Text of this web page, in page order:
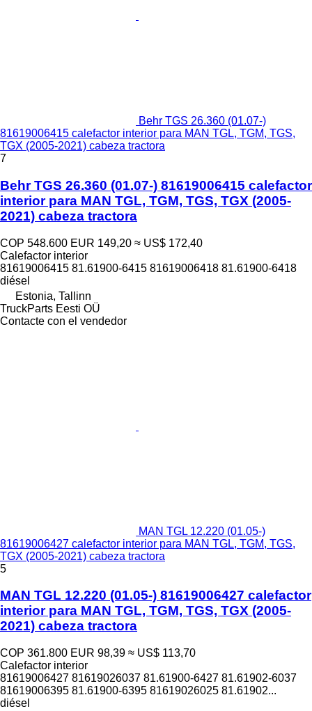
Behr TGS 26.360 (01.07-)
81619006415 calefactor interior para MAN TGL, TGM, TGS,
TGX (2005-2021) cabeza tractora
7
Behr TGS 26.360 (01.07-) 81619006415 calefactor
interior para MAN TGL, TGM, TGS, TGX (2005-
2021) cabeza tractora
COP 548.600 EUR 149,20 ≈ US$ 172,40
Calefactor interior
81619006415 81.61900-6415 81619006418 81.61900-6418
diésel
Estonia, Tallinn
TruckParts Eesti OÜ
Contacte con el vendedor
MAN TGL 12.220 (01.05-)
81619006427 calefactor interior para MAN TGL, TGM, TGS,
TGX (2005-2021) cabeza tractora
5
MAN TGL 12.220 (01.05-) 81619006427 calefactor
interior para MAN TGL, TGM, TGS, TGX (2005-
2021) cabeza tractora
COP 361.800 EUR 98,39 ≈ US$ 113,70
Calefactor interior
81619006427 81619026037 81.61900-6427 81.61902-6037
81619006395 81.61900-6395 81619026025 81.61902...
diésel